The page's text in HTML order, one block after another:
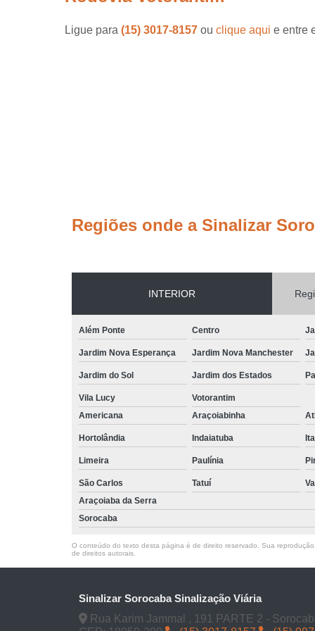
Ligue para (15) 3017-8157 ou clique aqui e entre
Regiões onde a Sinalizar
INTERIOR
Além Ponte Centro
Jardim Nova Esperança Jardim Nova Manchester
Jardim do Sol Jardim dos Estados
Vila Lucy
Votorantim
Americana
Araçoiabinha
Hortolândia Indaiatuba
Limeira Paulínia
São Carlos Tatuí
Araçoiaba da Serra
Sorocaba
O conteúdo do texto desta página é de direito reservado. Sua
de direitos autorais
Sinalizar Sorocaba Sinalização Viária
Rua Karim Jammal , 191 PARTE 2 -